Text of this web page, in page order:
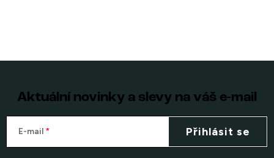
Aktuální novinky a slevy na váš e-mail
E-mail Přihlásit se